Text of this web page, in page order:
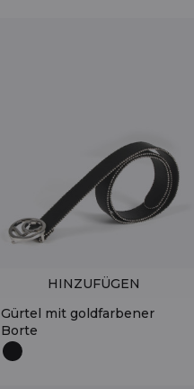
Gürtel mit goldfarbener
Borte
HINZUFÜGEN